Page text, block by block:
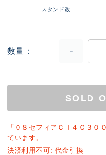
スタンド改
数量
SOLD
「０８セフィアＣＩ４Ｃ３０
ています。
決済利用不可: 代金引換